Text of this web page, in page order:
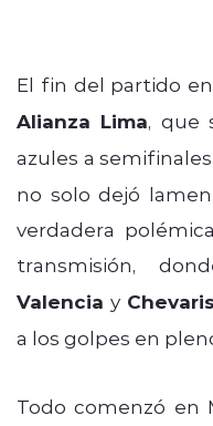
El fin del partido
Alianza Lima, que
azules a
no solo dejó
verdadera
transmisión,
Valencia y
a los golpes en
Todo comenzó en